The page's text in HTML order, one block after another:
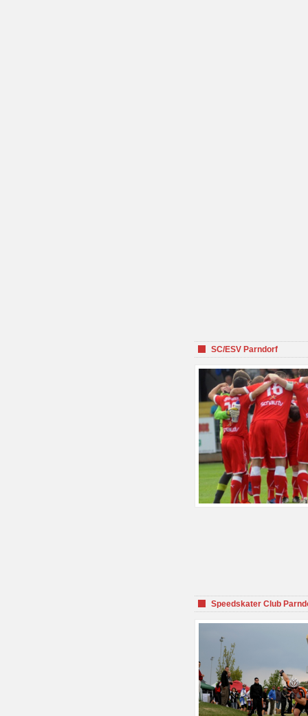
SC/ESV Parndorf
Speedskater Club